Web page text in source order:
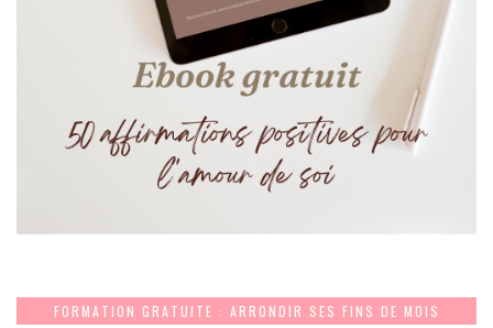
FORMATION GRATUITE : ARRONDIR SES FINS DE MOIS